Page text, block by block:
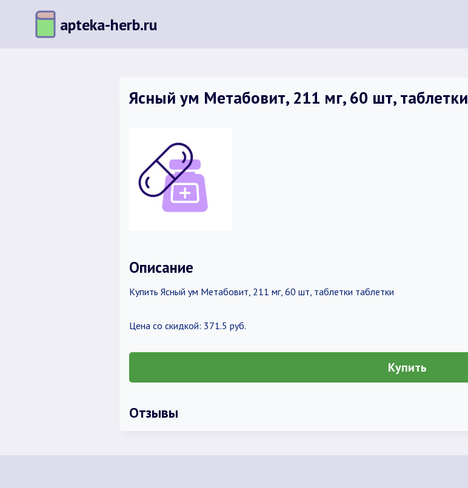
содержимому
apteka-herb.ru
Ясный ум Метабовит, 211 мг, 60 шт, таблетки
Описание
Купить Ясный ум Метабовит, 211 мг, 60 шт, таблетки таблетки
Цена со скидкой: 371.5 руб.
Купить
Отзывы